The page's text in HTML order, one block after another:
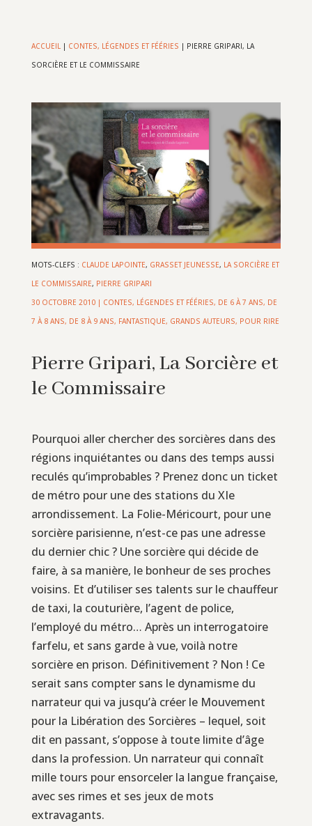
ACCUEIL| CONTES, LÉGENDES ET FÉÉRIES | PIERRE GRIPARI, LA
SORCIÈRE ET LE COMMISSAIRE
MOTS-CLEFS : CLAUDE LAPOINTE, GRASSET JEUNESSE, LA SORCIÈRE ET
LE COMMISSAIRE, PIERRE GRIPARI
30 OCTOBRE 2010| CONTES, LÉGENDES ET FÉÉRIES, DE 6 À 7 ANS, DE
7 À 8 ANS, DE 8 À 9 ANS, FANTASTIQUE, GRANDS AUTEURS, POUR RIRE
Pierre Gripari, La Sorcière et
le Commissaire
Pourquoi aller chercher des sorcières dans des
régions inquiétantes ou dans des temps aussi
reculés qu’improbables ? Prenez donc un ticket
de métro pour une des stations du XIe
arrondissement. La Folie-Méricourt, pour une
sorcière parisienne, n’est-ce pas une adresse
du dernier chic ? Une sorcière qui décide de
faire, à sa manière, le bonheur de ses proches
voisins. Et d’utiliser ses talents sur le chauffeur
de taxi, la couturière, l’agent de police,
l’employé du métro… Après un interrogatoire
farfelu, et sans garde à vue, voilà notre
sorcière en prison. Définitivement ? Non ! Ce
serait sans compter sans le dynamisme du
narrateur qui va jusqu’à créer le Mouvement
pour la Libération des Sorcières – lequel, soit
dit en passant, s’oppose à toute limite d’âge
dans la profession. Un narrateur qui connaît
mille tours pour ensorceler la langue française,
avec ses rimes et ses jeux de mots
extravagants.